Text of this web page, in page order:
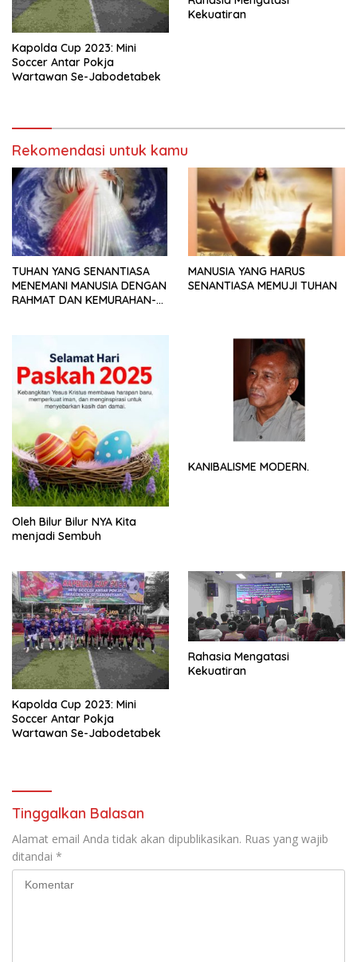
Kapolda Cup 2023: Mini
Soccer Antar Pokja
Wartawan Se-Jabodetabek
Kekuatiran
Rekomendasi untuk kamu
TUHAN YANG SENANTIASA
MENEMANI MANUSIA DENGAN
RAHMAT DAN KEMURAHAN-
MANUSIA YANG HARUS
SENANTIASA MEMUJI TUHAN
Oleh Bilur Bilur NYA Kita
menjadi Sembuh
KANIBALISME MODERN.
Kapolda Cup 2023: Mini
Soccer Antar Pokja
Wartawan Se-Jabodetabek
Rahasia Mengatasi
Kekuatiran
Tinggalkan Balasan
Alamat email Anda tidak akan dipublikasikan. Ruas yang wajib
ditandai *